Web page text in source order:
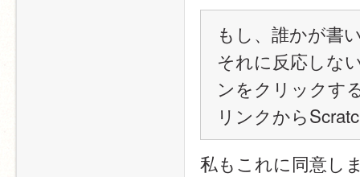
もし、誰かが書
それに反応しな
ンをクリックす
リンクから
私もこれに同意し